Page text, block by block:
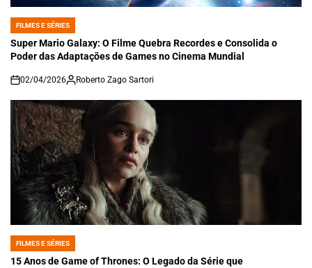
POSTED
IN
FILMES E SÉRIES
Super Mario Galaxy: O Filme Quebra Recordes e Consolida o
Poder das Adaptações de Games no Cinema Mundial
on
02/04/2026 Roberto Zago Sartori
POSTED
IN
FILMES E SÉRIES
15 Anos de Game of Thrones: O Legado da Série que